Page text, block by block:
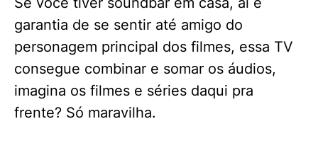
garantia de se sentir até amigo do
personagem principal dos filmes, essa TV
consegue combinar e somar os áudios,
imagina os filmes e séries daqui pra
frente? Só maravilha.